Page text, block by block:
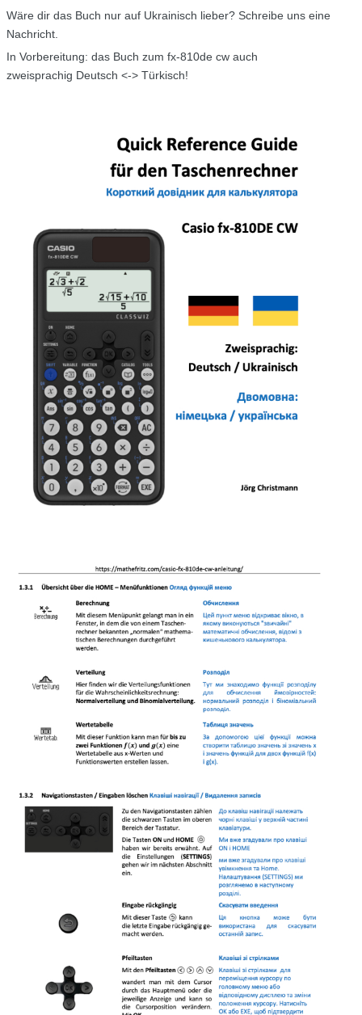
Wäre dir das Buch nur auf Ukrainisch lieber? Schreibe uns eine
Nachricht.
In Vorbereitung: das Buch zum fx-810de cw auch
zweisprachig Deutsch <-> Türkisch!